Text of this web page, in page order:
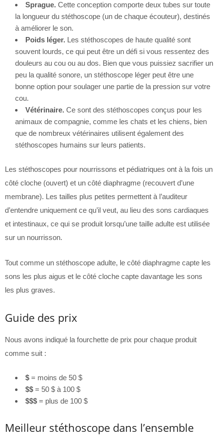
Sprague. Cette conception comporte deux tubes sur toute
la longueur du stéthoscope (un de chaque écouteur), destinés
à améliorer le son.
Poids léger. Les stéthoscopes de haute qualité sont
souvent lourds, ce qui peut être un défi si vous ressentez des
douleurs au cou ou au dos. Bien que vous puissiez sacrifier un
peu la qualité sonore, un stéthoscope léger peut être une
bonne option pour soulager une partie de la pression sur votre
cou.
Vétérinaire. Ce sont des stéthoscopes conçus pour les
animaux de compagnie, comme les chats et les chiens, bien
que de nombreux vétérinaires utilisent également des
stéthoscopes humains sur leurs patients.
Les stéthoscopes pour nourrissons et pédiatriques ont à la fois un
côté cloche (ouvert) et un côté diaphragme (recouvert d’une
membrane). Les tailles plus petites permettent à l’auditeur
d’entendre uniquement ce qu’il veut, au lieu des sons cardiaques
et intestinaux, ce qui se produit lorsqu’une taille adulte est utilisée
sur un nourrisson.
Tout comme un stéthoscope adulte, le côté diaphragme capte les
sons les plus aigus et le côté cloche capte davantage les sons
les plus graves.
Guide des prix
Nous avons indiqué la fourchette de prix pour chaque produit
comme suit :
$ = moins de 50 $
$$ = 50 $ à 100 $
$$$ = plus de 100 $
Meilleur stéthoscope dans l’ensemble